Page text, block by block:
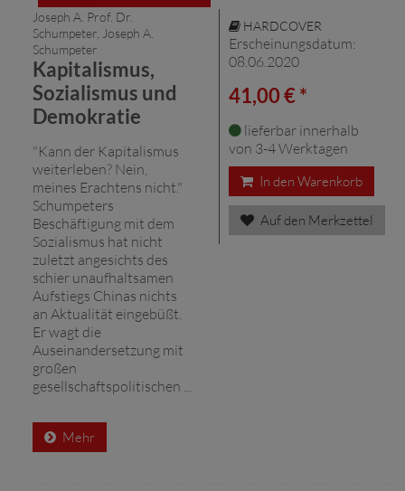
Joseph A. Prof. Dr.
Schumpeter, Joseph A.
Schumpeter
Kapitalismus,
Sozialismus und
Demokratie
"Kann der Kapitalismus
weiterleben? Nein,
meines Erachtens nicht."
Schumpeters
Beschäftigung mit dem
Sozialismus hat nicht
zuletzt angesichts des
schier unaufhaltsamen
Aufstiegs Chinas nichts
an Aktualität eingebüßt.
Er wagt die
Auseinandersetzung mit
großen
gesellschaftspolitischen ...
Mehr
HARDCOVER
Erscheinungsdatum:
08.06.2020
41,00 € *
lieferbar innerhalb
von 3-4 Werktagen
In den Warenkorb
Auf den Merkzettel